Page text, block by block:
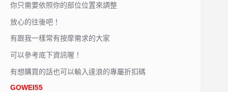
你只需要依照你的部位位置來調整
放心的往後吧！
有跟我一樣常有按摩需求的大家
可以參考底下資訊喔！
有想購買的話也可以輸入達浪的專屬折扣碼
GOWEI55